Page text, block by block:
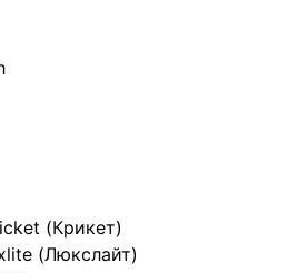
(Крикет)
(Люкслайт)